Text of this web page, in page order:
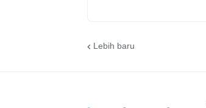
Lebih baru